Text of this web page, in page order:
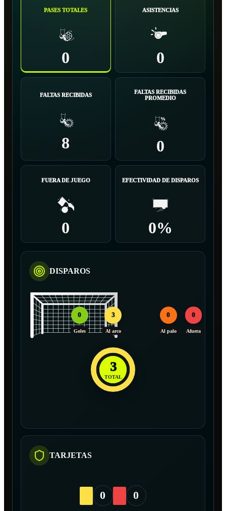
PASES TOTALES
0
ASISTENCIAS
0
FALTAS RECIBIDAS
8
FALTAS RECIBIDAS
PROMEDIO
0
FUERA DE JUEGO
0
EFECTIVIDAD DE DISPAROS
0%
DISPAROS
0
Goles
3
Al arco
0
Al palo
0
Afuera
3
TOTAL
TARJETAS
0 0